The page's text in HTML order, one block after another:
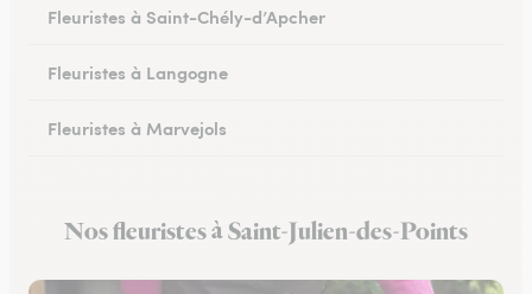
Fleuristes à Saint-Chély-d’Apcher
Fleuristes à Langogne
Fleuristes à Marvejols
Nos fleuristes à Saint-Julien-des-Points